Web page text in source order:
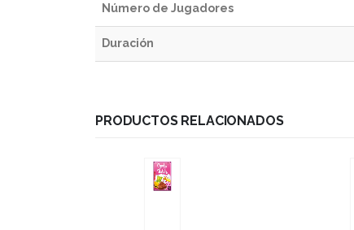
Número de Jugadores
Duración
PRODUCTOS RELACIONADOS